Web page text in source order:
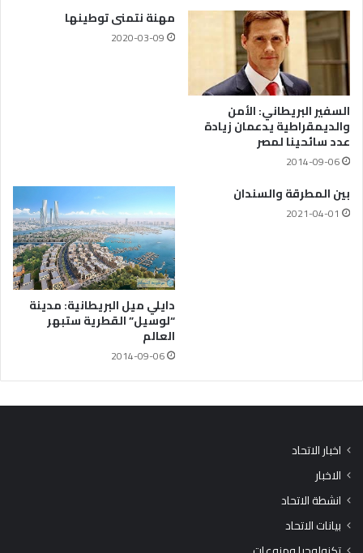
السفير البريطاني: الأمن
والديمقراطية يدعمان زيادة
عدد سائحينا لمصر
2014-09-06
مهنة نتمنى توطينها
2020-03-09
بين المطرقة والسندان
2021-04-01
دايلي ميل البريطانية: مدينة
“لوسيل” القطرية ستبهر
العالم
2014-09-06
اخبار الاتحاد
الاخبار
انشطة الاتحاد
بيانات الاتحاد